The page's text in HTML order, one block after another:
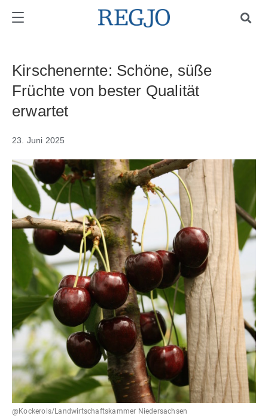
Kirschenernte: Schöne, süße
Früchte von bester Qualität
erwartet
23. Juni 2025
@Kockerols/Landwirtschaftskammer Niedersachsen